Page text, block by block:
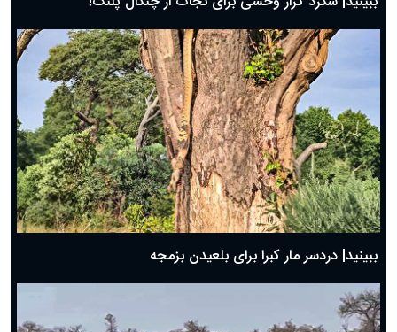
ببینید| دردسر مار کبرا برای بلعیدن بزمجه